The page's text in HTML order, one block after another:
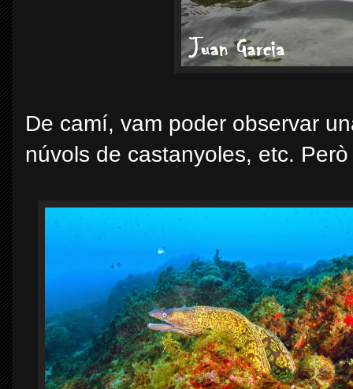
De camí, vam poder observar
núvols de castanyoles, etc.